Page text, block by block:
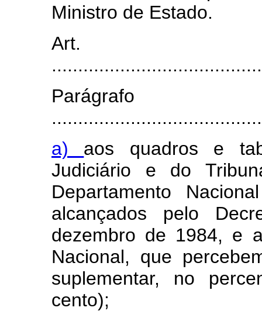
Ministro de Estado.
a) aos quadros e
Judiciário e do
Departamento
alcançados pelo
dezembro de 1984, e
Nacional, que
suplementar, no
cento);